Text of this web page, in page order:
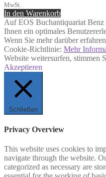
MwSt.
In den Warenkorb
Auf EOS Buchantiquariat Benz
Ihnen ein optimales
Wenn Sie mehr darüber
Cookie-Richtlinie: Mehr
Website weitersurfen, stimmen
Akzeptieren
Schließen
Privacy Overview
This website uses cookies to
navigate through the website.
categorized as necessary are